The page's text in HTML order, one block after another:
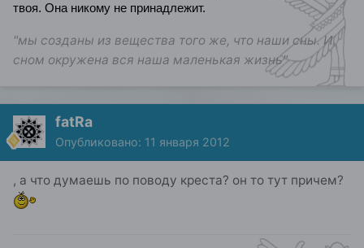
твоя. Она никому не принадлежит.
"мы созданы из вещества того же, что наши сны. И
сном окружена вся наша маленькая жизнь"
fatRa
Опубликовано: 11 января 2012
, а что думаешь по поводу креста? он то тут причем?